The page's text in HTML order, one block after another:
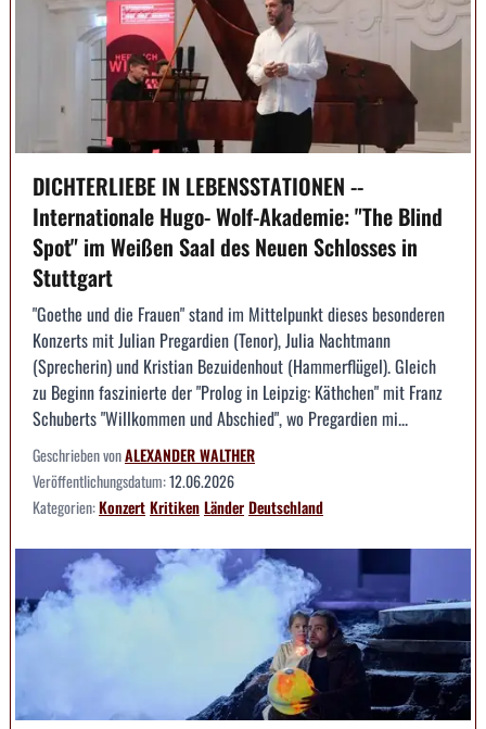
DICHTERLIEBE IN LEBENSSTATIONEN --
Internationale Hugo- Wolf-Akademie: "The Blind
Spot" im Weißen Saal des Neuen Schlosses in
Stuttgart
"Goethe und die Frauen" stand im Mittelpunkt dieses besonderen
Konzerts mit Julian Pregardien (Tenor), Julia Nachtmann
(Sprecherin) und Kristian Bezuidenhout (Hammerflügel). Gleich
zu Beginn faszinierte der "Prolog in Leipzig: Käthchen" mit Franz
Schuberts "Willkommen und Abschied", wo Pregardien mi...
Geschrieben vonALEXANDER WALTHER
Veröffentlichungsdatum:12.06.2026
Kategorien:KonzertKritikenLänderDeutschland